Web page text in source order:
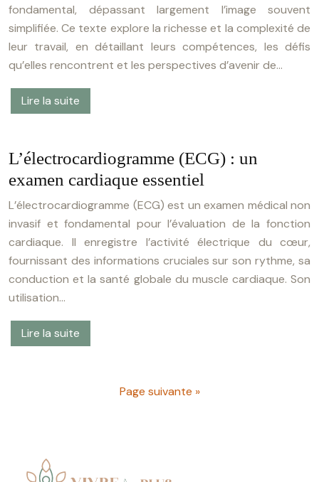
fondamental, dépassant largement l’image souvent
simplifiée. Ce texte explore la richesse et la complexité de
leur travail, en détaillant leurs compétences, les défis
qu’elles rencontrent et les perspectives d’avenir de…
Lire la suite
L’électrocardiogramme (ECG) : un
examen cardiaque essentiel
L’électrocardiogramme (ECG) est un examen médical non
invasif et fondamental pour l’évaluation de la fonction
cardiaque. Il enregistre l’activité électrique du cœur,
fournissant des informations cruciales sur son rythme, sa
conduction et la santé globale du muscle cardiaque. Son
utilisation…
Lire la suite
Page suivante »